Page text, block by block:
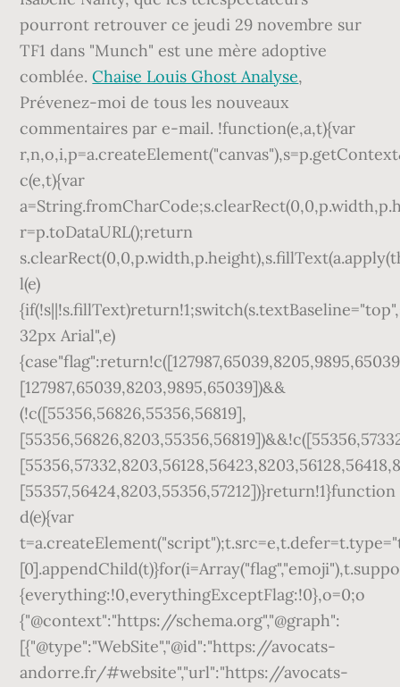
pourront retrouver ce jeudi 29 novembre sur
TF1 dans "Munch" est une mère adoptive
comblée.Chaise Louis Ghost Analyse,
Prévenez-moi de tous les nouveaux
commentaires par e-mail. !function(e,a,t){var
c(e,t){var
r=p.toDataURL();return
l(e)
32px Arial",e)
[127987,65039,8203,9895,65039])&&
(!c([55356,56826,55356,56819],
[55357,56424,8203,55356,57212])}return!1}function
d(e){var
{everything:!0,everythingExceptFlag:!0},o=0;o
{"@context":"https://schema.org","@graph":
[{"@type":"WebSite","@id":"https://avocats-
andorre.fr/#website","url":"https://avocats-